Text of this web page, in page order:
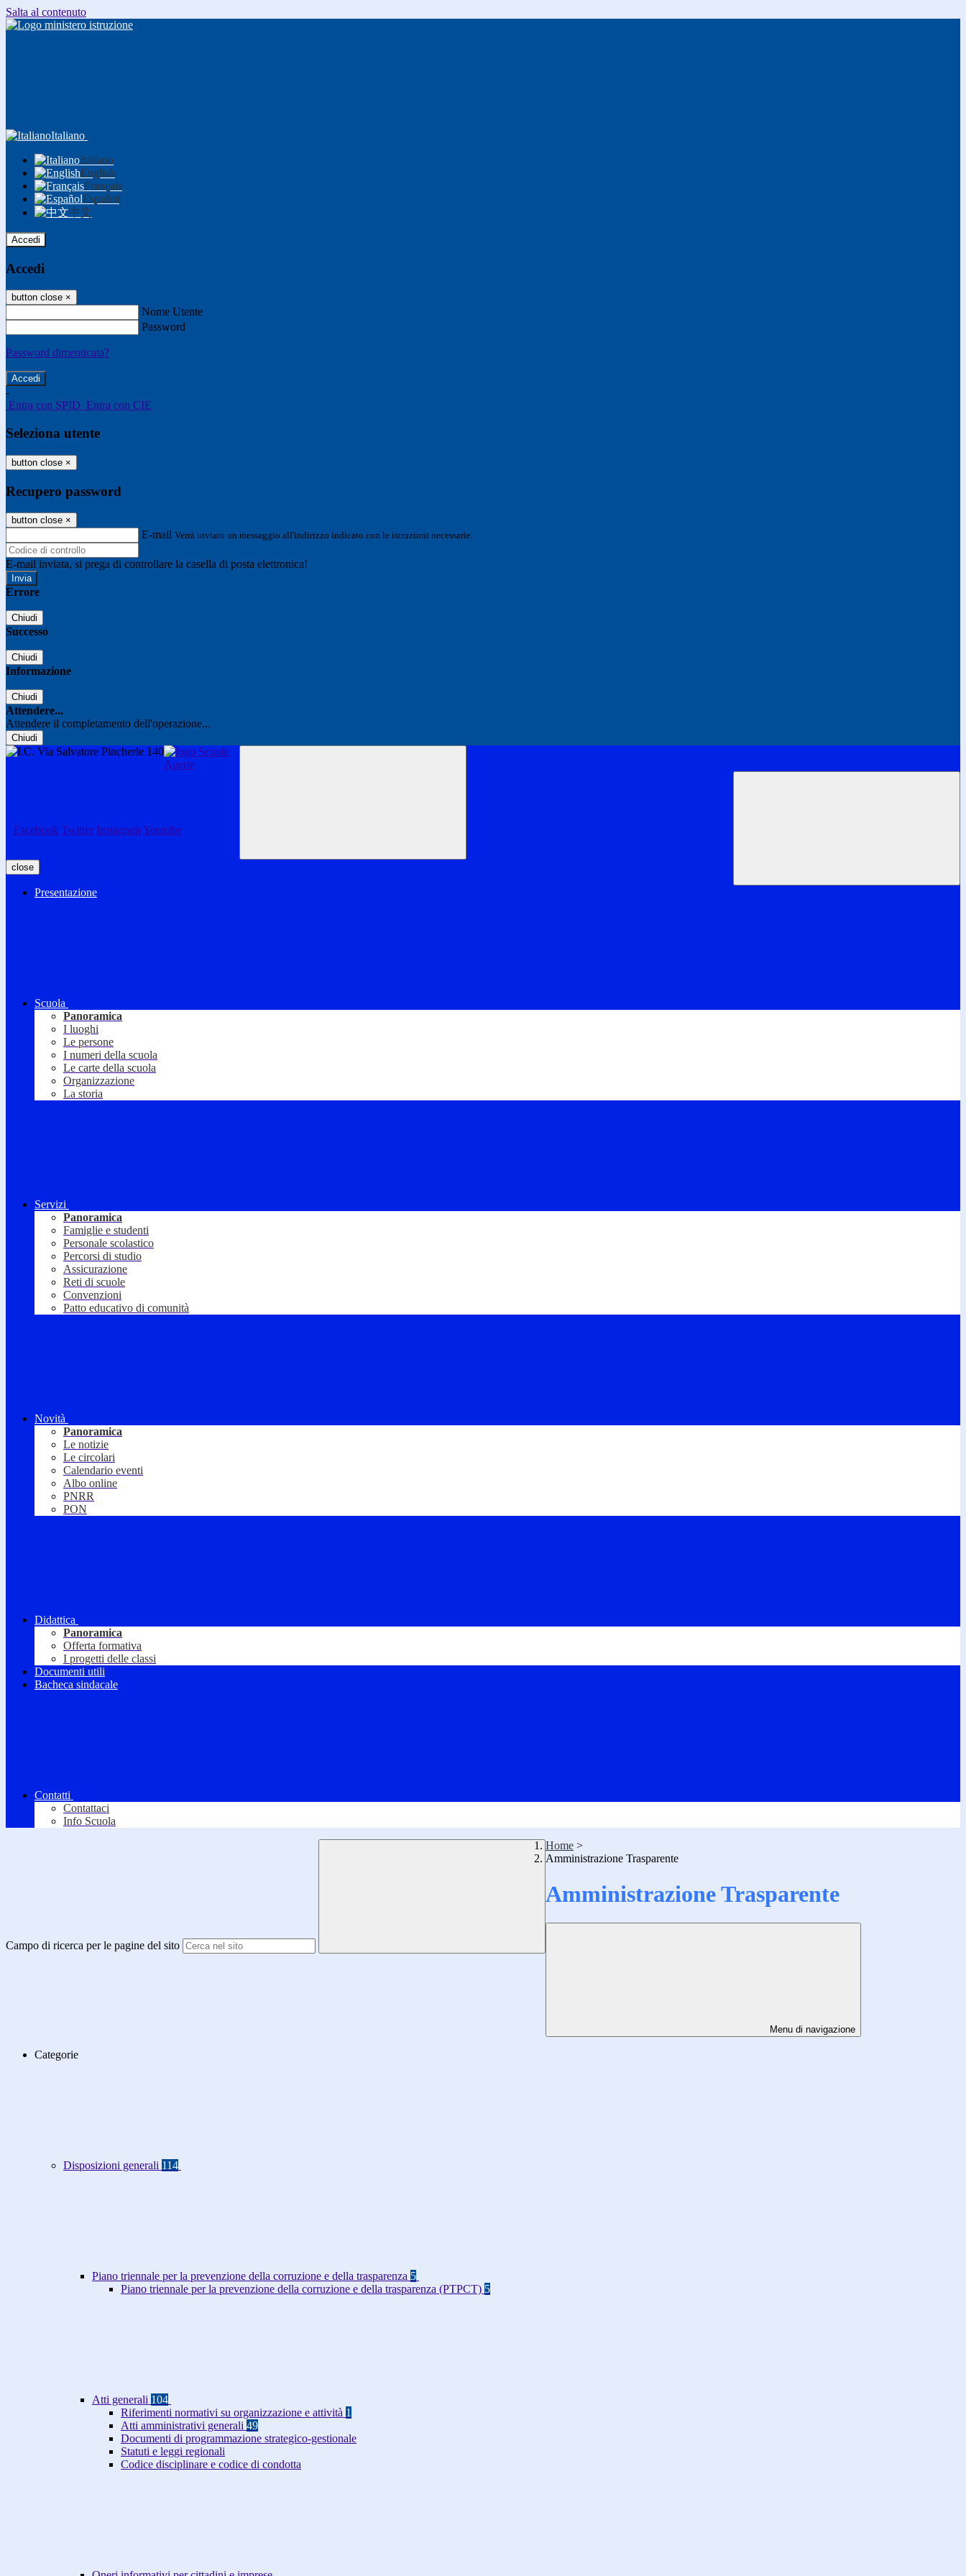
Salta al contenuto
Italiano
Italiano
English
Français
Español
中文
Accedi
Accedi
button close ×
Nome Utente
Password
Password dimenticata?
-
Entra con SPID Entra con CIE
Seleziona utente
button close ×
Recupero password
button close ×
E-mail Verrà inviato un messaggio all'indirizzo indicato con le istruzioni necessarie.
E-mail inviata, si prega di controllare la casella di posta elettronica!
Errore
Chiudi
Successo
Chiudi
Informazione
Chiudi
Attendere...
Attendere il completamento dell'operazione...
Chiudi
Facebook Twitter Instagram Youtube
close
Presentazione
Scuola
Panoramica
I luoghi
Le persone
I numeri della scuola
Le carte della scuola
Organizzazione
La storia
Servizi
Panoramica
Famiglie e studenti
Personale scolastico
Percorsi di studio
Assicurazione
Reti di scuole
Convenzioni
Patto educativo di comunità
Novità
Panoramica
Le notizie
Le circolari
Calendario eventi
Albo online
PNRR
PON
Didattica
Panoramica
Offerta formativa
I progetti delle classi
Documenti utili
Bacheca sindacale
Contatti
Contattaci
Info Scuola
Campo di ricerca per le pagine del sito
Home >
Amministrazione Trasparente
Amministrazione Trasparente
Menu di navigazione
Categorie
Disposizioni generali 114
Piano triennale per la prevenzione della corruzione e della trasparenza 5
Piano triennale per la prevenzione della corruzione e della trasparenza (PTPCT) 5
Atti generali 104
Riferimenti normativi su organizzazione e attività 1
Atti amministrativi generali 49
Documenti di programmazione strategico-gestionale
Statuti e leggi regionali
Codice disciplinare e codice di condotta